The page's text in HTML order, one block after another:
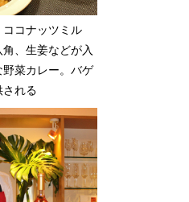
コナッツミル
、生姜などが入
菜カレー。バゲ
される